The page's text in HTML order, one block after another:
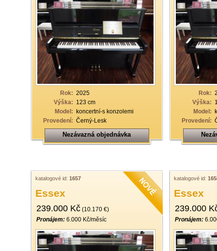
Rok: 2025
Výška: 123 cm
Model: koncertní-s konzolemi
Provedení: Černý-Lesk
Nezávazná objednávka
Rok:
Výška:
Model:
Provedení:
katalogové id: 1657
Essex
239.000 Kč (10.170 €)
Pronájem: 6.000 Kč/měsíc
katalogové id:
Essex
239.000
Pronájem: